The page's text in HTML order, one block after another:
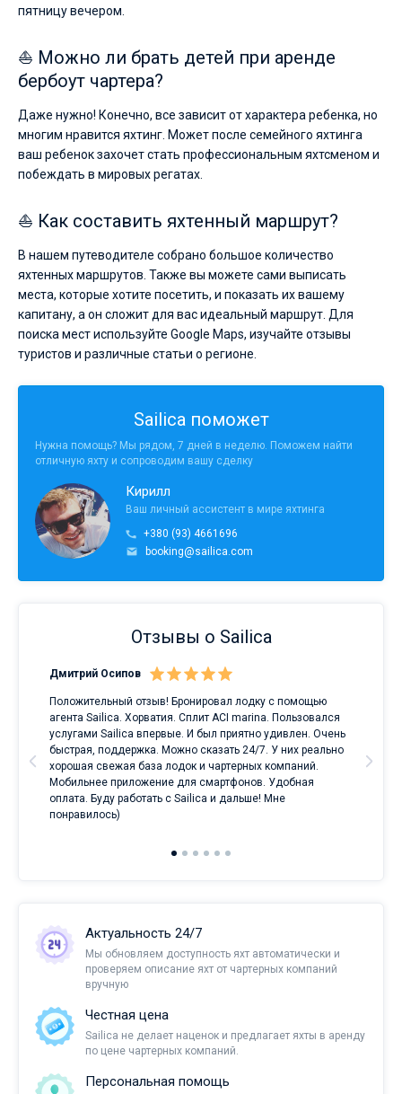
пятницу вечером.
⛵ Можно ли брать детей при аренде
бербоут чартера?
Даже нужно! Конечно, все зависит от характера ребенка, но
многим нравится яхтинг. Может после семейного яхтинга
ваш ребенок захочет стать профессиональным яхтсменом и
побеждать в мировых регатах.
⛵ Как составить яхтенный маршрут?
В нашем путеводителе собрано большое количество
яхтенных маршрутов. Также вы можете сами выписать
места, которые хотите посетить, и показать их вашему
капитану, а он сложит для вас идеальный маршрут. Для
поиска мест используйте Google Maps, изучайте отзывы
туристов и различные статьи о регионе.
Sailica поможет
Нужна помощь? Мы рядом, 7 дней в неделю. Поможем найти
отличную яхту и сопроводим вашу сделку
Кирилл
Ваш личный ассистент в мире яхтинга
+380 (93) 4661696
booking@sailica.com
Отзывы о Sailica
Дмитрий Осипов
Положительный отзыв! Бронировал лодку с помощью
агента Sailica. Хорватия. Сплит ACI marina. Пользовался
услугами Sailica впервые. И был приятно удивлен. Очень
быстрая, поддержка. Можно сказать 24/7. У них реально
хорошая свежая база лодок и чартерных компаний.
Мобильнее приложение для смартфонов. Удобная
оплата. Буду работать с Sailica и дальше! Мне
понравилось)
Актуальность 24/7
Мы обновляем доступность яхт автоматически и
проверяем описание яхт от чартерных компаний
вручную
Честная цена
Sailica не делает наценок и предлагает яхты в аренду
по цене чартерных компаний.
Персональная помощь